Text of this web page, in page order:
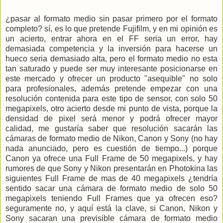
¿pasar al formato medio sin pasar primero por el formato
completo? sí, es lo que pretende Fujifilm, y en mi opinión es
un acierto, entrar ahora en el FF seria un error, hay
demasiada competencia y la inversión para hacerse un
hueco seria demasiado alta, pero el formato medio no esta
tan saturado y puede ser muy interesante posicionarse en
este mercado y ofrecer un producto "asequible" no solo
para profesionales, además pretende empezar con una
resolución contenida para este tipo de sensor, con solo 50
megapixels, otro acierto desde mi punto de vista, porque la
densidad de pixel será menor y podrá ofrecer mayor
calidad, me gustaría saber que resolución sacarán las
cámaras de formato medio de Nikon, Canon y Sony (no hay
nada anunciado, pero es cuestión de tiempo...) porque
Canon ya ofrece una Full Frame de 50 megapixels, y hay
rumores de que Sony y Nikon presentarán en Photokina las
siguientes Full Frame de mas de 40 megapixels ¿tendría
sentido sacar una cámara de formato medio de solo 50
megapixels teniendo Full Frames que ya ofrecen eso?
seguramente no, y aquí está la clave, si Canon, Nikon y
Sony sacaran una previsible cámara de formato medio